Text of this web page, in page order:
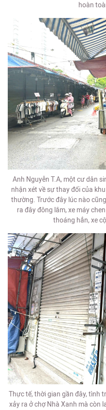
hoàn
Anh Nguyễn T.A, một cư dân
nhận xét về sự thay đổi của
thường. Trước đây lúc nào
ra đây đông lắm, xe máy
thoáng hẳn, xe
Thực tế, thời gian gần đây, tình
xảy ra ở chợ Nhà Xanh mà còn